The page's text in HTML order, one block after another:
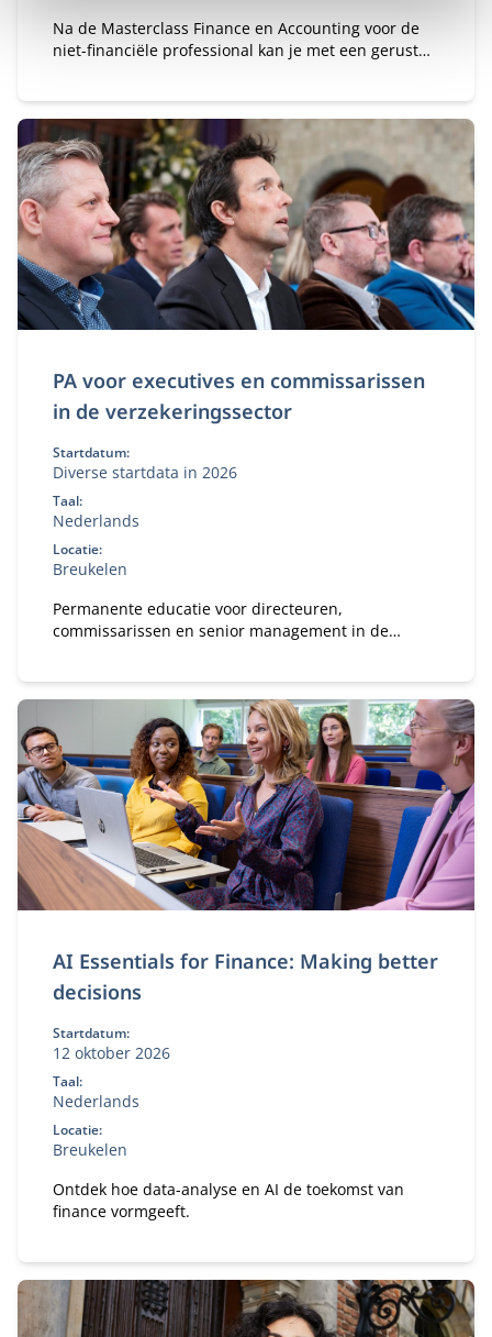
Na de Masterclass Finance en Accounting voor de
niet-financiële professional kan je met een gerust
PA voor executives en commissarissen
in de verzekeringssector
Startdatum:
Diverse startdata in 2026
Taal:
Nederlands
Locatie:
Breukelen
Permanente educatie voor directeuren,
commissarissen en senior management in de
AI Essentials for Finance: Making better
decisions
Startdatum:
12 oktober 2026
Taal:
Nederlands
Locatie:
Breukelen
Ontdek hoe data-analyse en AI de toekomst van
finance vormgeeft.